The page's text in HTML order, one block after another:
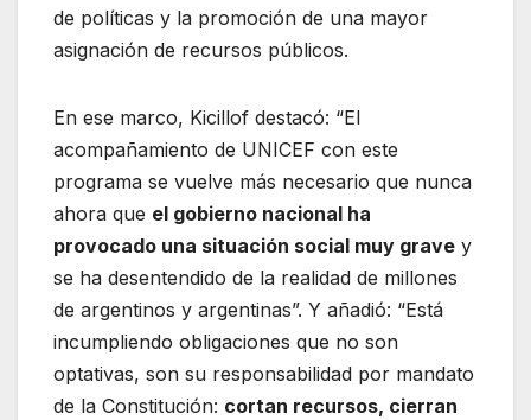
de políticas y la promoción de una mayor
asignación de recursos públicos.
En ese marco, Kicillof destacó: “El
acompañamiento de UNICEF con este
programa se vuelve más necesario que nunca
ahora que el gobierno nacional ha
provocado una situación social muy grave y
se ha desentendido de la realidad de millones
de argentinos y argentinas”. Y añadió: “Está
incumpliendo obligaciones que no son
optativas, son su responsabilidad por mandato
de la Constitución: cortan recursos, cierran